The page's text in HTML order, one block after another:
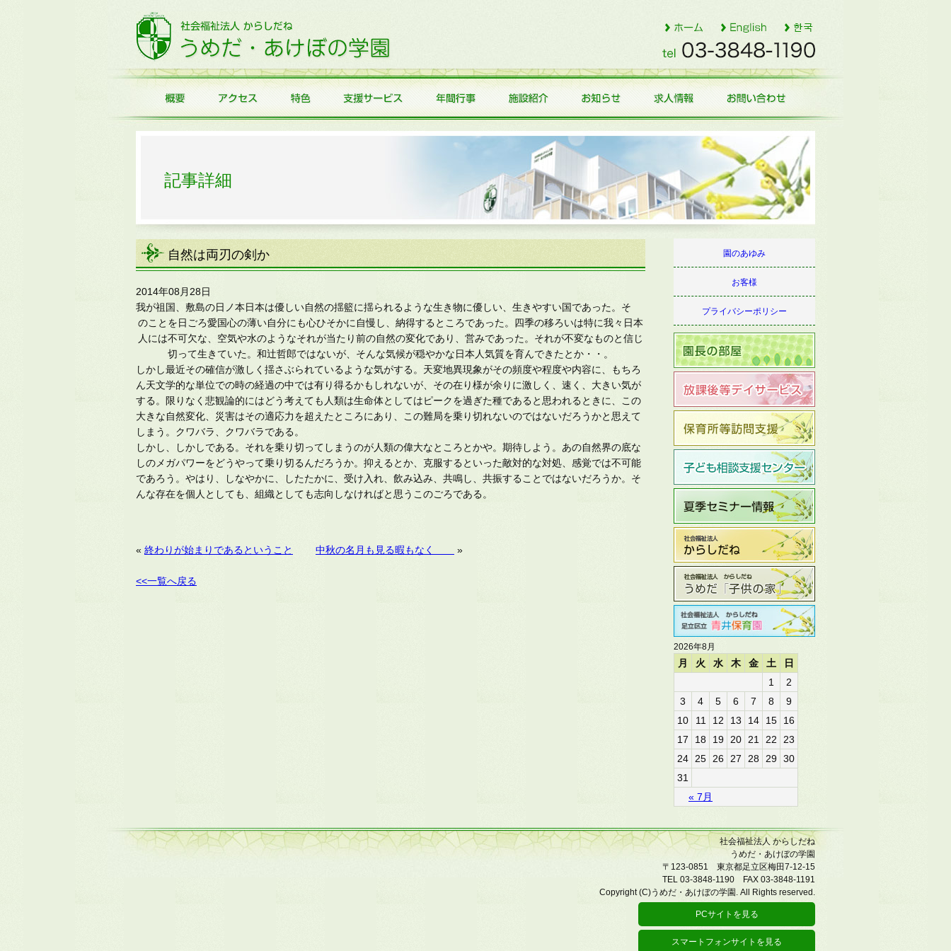
記事詳細
自然は両刃の剣か
2014年08月28日
我が祖国、敷島の日ノ本日本は優しい自然の揺籃に揺られるような生き物に優しい、生きやすい国であった。そ
のことを日ごろ愛国心の薄い自分にも心ひそかに自慢し、納得するところであった。四季の移ろいは特に我々日本
人には不可欠な、空気や水のようなそれが当たり前の自然の変化であり、営みであった。それが不変なものと信じ
切って生きていた。和辻哲郎ではないが、そんな気候が穏やかな日本人気質を育んできたとか・・。
しかし最近その確信が激しく揺さぶられているような気がする。天変地異現象がその頻度や程度や内容に、もちろ
ん天文学的な単位での時の経過の中では有り得るかもしれないが、その在り様が余りに激しく、速く、大きい気が
する。限りなく悲観論的にはどう考えても人類は生命体としてはピークを過ぎた種であると思われるときに、この
大きな自然変化、災害はその適応力を超えたところにあり、この難局を乗り切れないのではないだろうかと思えて
しまう。クワバラ、クワバラである。
しかし、しかしである。それを乗り切ってしまうのが人類の偉大なところとかや。期待しよう。あの自然界の底な
しのメガパワーをどうやって乗り切るんだろうか。抑えるとか、克服するといった敵対的な対処、感覚では不可能
であろう。やはり、しなやかに、したたかに、受け入れ、飲み込み、共鳴し、共振することではないだろうか。そ
んな存在を個人としても、組織としても志向しなければと思うこのごろである。
« 終わりが始まりであるということ 中秋の名月も見る暇もなく »
<<一覧へ戻る
園のあゆみ
お客様
プライバシーポリシー
2026年8月
月 火 水 木 金 土 日
« 7月
1
2
3
4 5 6 7 8
9
10
11 12 13 14 15
16
17
18 19 20 21 22
23
24 25 26 27 28 29 30
31
社会福祉法人 からしだね
うめだ・あけぼの学園
〒123-0851 東京都足立区梅田7-12-15
TEL 03-3848-1190 FAX 03-3848-1191
Copyright (C)うめだ・あけぼの学園. All Rights reserved.
PCサイトを見る
スマートフォンサイトを見る